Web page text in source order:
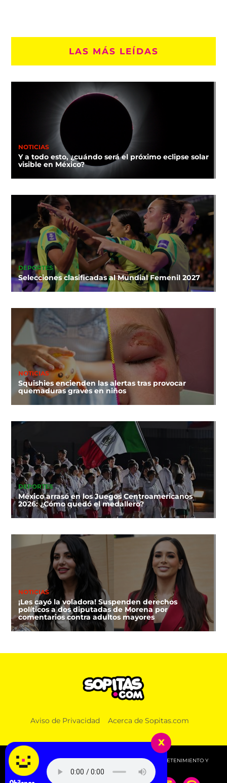
LAS MÁS LEÍDAS
NOTICIAS
Y a todo esto, ¿cuándo será el próximo eclipse solar
visible en México?
DEPORTES
Selecciones clasificadas al Mundial Femenil 2027
NOTICIAS
Squishies encienden las alertas tras provocar
quemaduras graves en niños
DEPORTES
México arrasó en los Juegos Centroamericanos
2026: ¿Cómo quedó el medallero?
NOTICIAS
¡Les cayó la voladora! Suspenden derechos
políticos a dos diputadas de Morena por
comentarios contra adultos mayores
FIFA niega que Infantino hizo millonaria a una
Aviso de Privacidad Acerca de Sopitas.com
© 2026 SOPITAS.COM - MÚSICA, NOTICIAS, DEPORTES, ENTRETENIMIENTO Y
MÁS!.
x